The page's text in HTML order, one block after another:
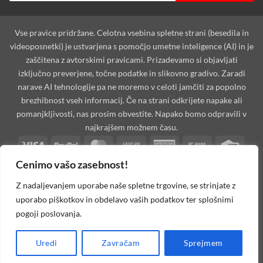
Cenimo vašo zasebnost!
Z nadaljevanjem uporabe naše spletne trgovine, se strinjate z
uporabo piškotkov in obdelavo vaših podatkov ter splošnimi
pogoji poslovanja.
Uredi Zavračam Sprejmem
Vse pravice pridržane. Celotna vsebina spletne strani (besedila in
videoposnetki) je ustvarjena s pomočjo umetne inteligence (AI) in je
zaščitena z avtorskimi pravicami. Prizadevamo si objavljati
izključno preverjene, točne podatke in slikovno gradivo. Zaradi
narave AI tehnologije pa ne moremo v celoti jamčiti za popolno
brezhibnost vseh informacij. Če na strani odkrijete napake ali
pomanjkljivosti, nas prosim obvestite. Napako bomo odpravili v
najkrajšem možnem času.
Visa
PayPal MasterCard
Cash
AmericanBank
Dinners DiscoverMaestro
Apple
Pay
Cash
on
Pickup
Credit
Card
Google
Pay
PayPal
2
Stripe
Invoice Rechung
MOJAoprema.com 2026 ©
Spletna Trgovina, Na žago 32, 8351
Straža, Slovenija